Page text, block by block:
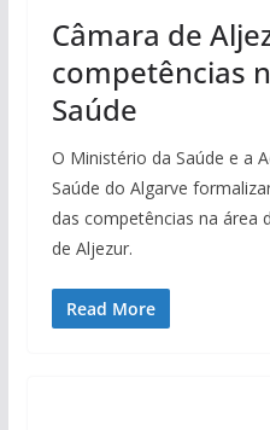
Câmara de
competências
Saúde
O Ministério da Saúde e a
Saúde do Algarve
das competências na área
de Aljezur.
Read More